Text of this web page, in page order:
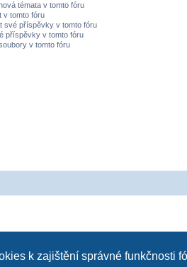
k zajištění správné funkčnosti
témata v tomto fóru
v tomto fóru
své příspěvky v tomto fóru
příspěvky v tomto fóru
v tomto fóru